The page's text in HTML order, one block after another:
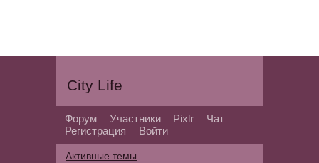
City Life
Форум Участники Pixlr
Чат
Регистрация
Войти
Активные темы